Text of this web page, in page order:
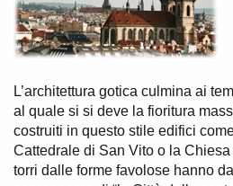
L’architettura gotica culmina ai
al quale si si deve la fioritura
costruiti in questo stile edifici
Cattedrale di San Vito o la
torri dalle forme favolose hanno